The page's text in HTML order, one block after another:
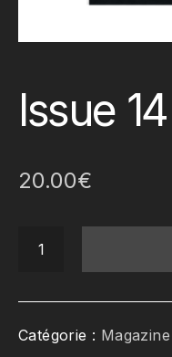
Issue
20.00€
14
Yamê
Catégorie : Magazine